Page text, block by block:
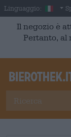
Skip to main content
Linguaggio:
Il negozio è
Pertanto, al